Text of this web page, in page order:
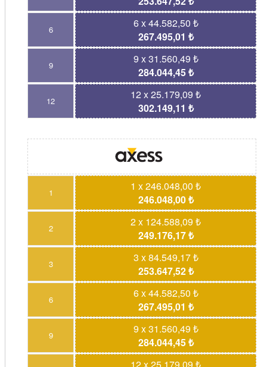
6
6 x 44.582,50 ₺
267.495,01 ₺
9
9 x 31.560,49 ₺
284.044,45 ₺
12
12 x 25.179,09 ₺
302.149,11 ₺
1
1 x 246.048,00 ₺
246.048,00 ₺
2
2 x 124.588,09 ₺
249.176,17 ₺
3
3 x 84.549,17 ₺
253.647,52 ₺
6
6 x 44.582,50 ₺
267.495,01 ₺
9
9 x 31.560,49 ₺
284.044,45 ₺